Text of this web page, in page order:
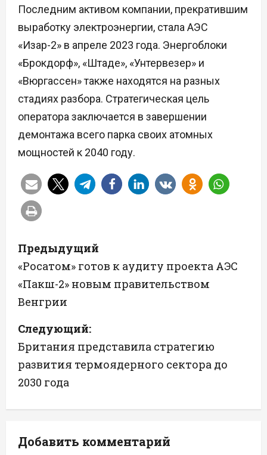
Последним активом компании, прекратившим
выработку электроэнергии, стала АЭС
«Изар-2» в апреле 2023 года. Энергоблоки
«Брокдорф», «Штаде», «Унтервезер» и
«Вюргассен» также находятся на разных
стадиях разбора. Стратегическая цель
оператора заключается в завершении
демонтажа всего парка своих атомных
мощностей к 2040 году.
Н
а
в
г
а
ц
и
я
Предыдущий
«Росатом» готов к аудиту проекта АЭС
«Пакш-2» новым правительством
Венгрии
Следующий:
Британия представила стратегию
развития термоядерного сектора до
2030 года
Добавить комментарий